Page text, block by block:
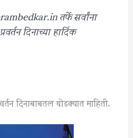
तर्फे सर्वांना
दिनाच्या हार्दिक
दिनाबाबतल थोडक्यात माहिती.